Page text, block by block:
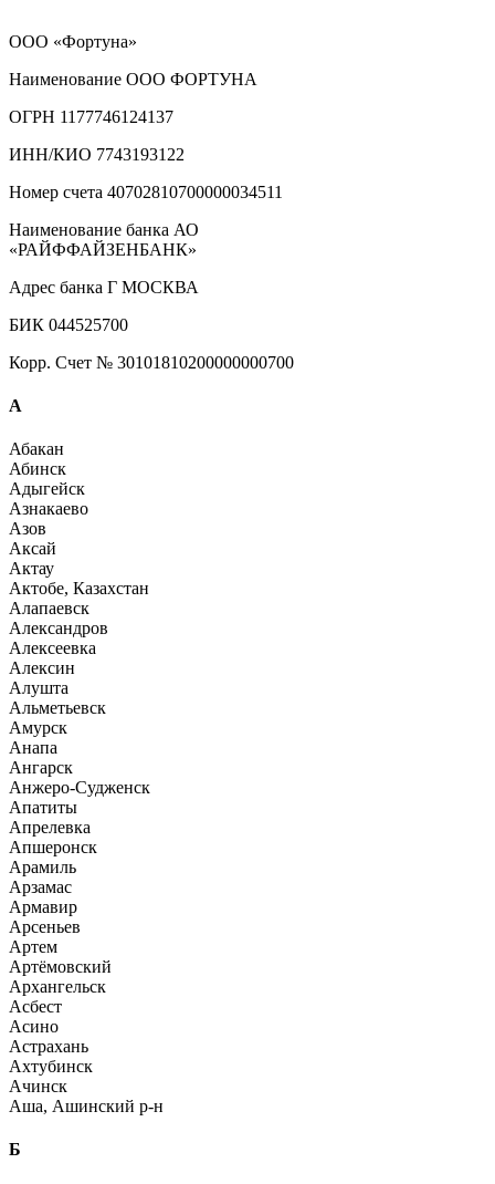
ООО «Фортуна»
Наименование ООО ФОРТУНА
ОГРН 1177746124137
ИНН/КИО 7743193122
Номер счета 40702810700000034511
Наименование банка АО
«РАЙФФАЙЗЕНБАНК»
Адрес банка Г МОСКВА
БИК 044525700
Корр. Счет № 30101810200000000700
А
Абакан
Абинск
Адыгейск
Азнакаево
Азов
Аксай
Актау
Актобе, Казахстан
Алапаевск
Александров
Алексеевка
Алексин
Алушта
Альметьевск
Амурск
Анапа
Ангарск
Анжеро-Судженск
Апатиты
Апрелевка
Апшеронск
Арамиль
Арзамас
Армавир
Арсеньев
Артем
Артёмовский
Архангельск
Асбест
Асино
Астрахань
Ахтубинск
Ачинск
Аша, Ашинский р-н
Б